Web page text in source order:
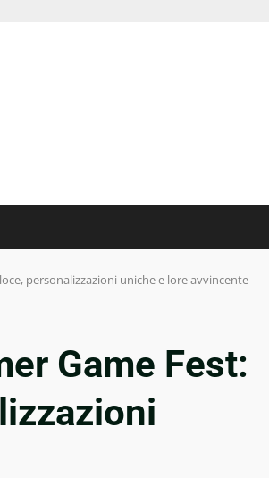
personalizzazioni uniche e lore avvincente
Game Fest: